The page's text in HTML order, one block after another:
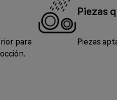
para
Piezas
Piezas